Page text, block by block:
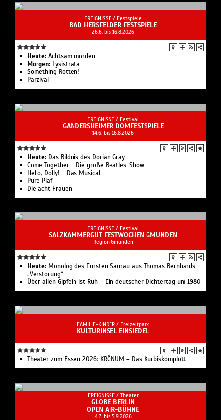
EREIGNISSE / Festspiele
BAD HERSFELDER FESTSPIELE
26.6. bis 16.8.2026
Heute: Achtsam morden
Morgen: Lysistrata
Something Rotten!
Parzival
EREIGNISSE / Festival
GANDERSHEIMER DOMFESTSPIELE
14.6. bis 16.8.2026
Heute: Das Bildnis des Dorian Gray
Come Together - Die große Beatles-Show
Hello, Dolly! - Das Musical
Pure Piaf
Die acht Frauen
EREIGNISSE / Festival
SALZKAMMERGUT FESTWOCHEN GMUNDEN
Region Gmunden
Heute: Monolog des Fürsten Saurau aus Thomas Bernhards
„Verstörung“
Über allen Gipfeln ist Ruh – Ein deutscher Dichtertag um 1980
FAMILIE+KINDER / Freizeitpark
KULTURINSEL EINSIEDEL
Theater zum Essen 2026: KRÖNUM – Das Kürbiskomplott
EREIGNISSE / Theater
GLOBE BERLIN
OPEN AIR-BÜHNE
4.7. bis 5.9.2026